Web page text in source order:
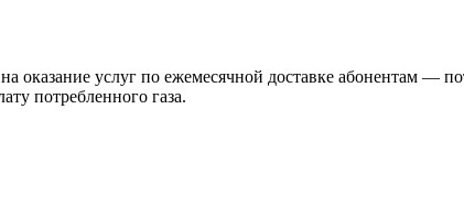
услуг по ежемесячной доставке абонентам —
потребленного газа.